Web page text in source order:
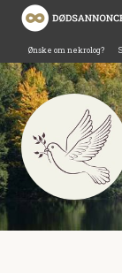
Ønske om nekrolog?